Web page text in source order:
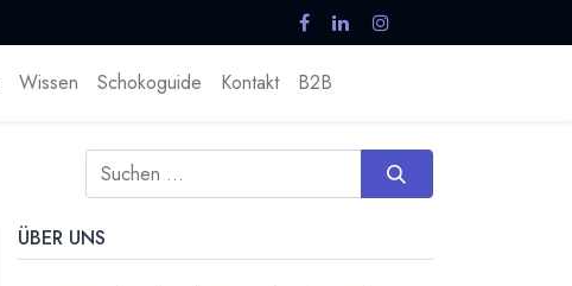
Wissen Schokoguide Kontakt B2B
ÜBER UNS